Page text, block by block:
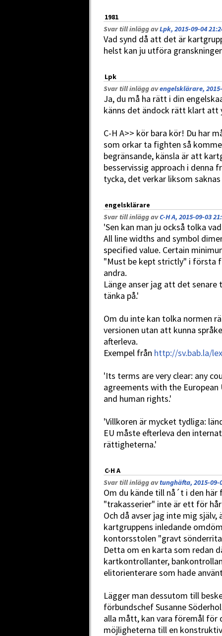
1981
Svar till inlägg avLpk, 2015-09-04
Vad synd då att det är
helst kan ju utföra
Lpk
Svar till inlägg avengelsklärare,
Ja, du må ha rätt i din
känns det ändock rätt klart
C-H A>> kör bara kör! Du har
som orkar ta fighten så
begränsande, känsla är att
besservissig approach i denna
tycka, det verkar liksom
engelsklärare
Svar till inlägg avC-H A, 2015-09-03
'Sen kan man ju också tolka
All line widths and symbol
specified value. Certain
"Must be kept strictly" i första
andra.
Länge anser jag att det
tänka på.'
Om du inte kan tolka normen
versionen utan att kunna
afterleva.
Exempel från http://sv.bab.la/
'Its terms are very clear: any
agreements with the
and human rights.'
'Villkoren är mycket tydliga:
EU måste efterleva den
rättigheterna.'
C-H A
Svar till inlägg avtunghäfta, 2015-09-
Om du kände till nå´t i den
"trakasserier" inte är ett för
Och då avser jag inte mig
kartgruppens inledande
kontorsstolen "gravt
Detta om en karta som redan
kartkontrollanter,
elitorienterare som hade
Lägger man dessutom till
förbundschef Susanne
alla mått, kan vara föremål för
möjligheterna till en